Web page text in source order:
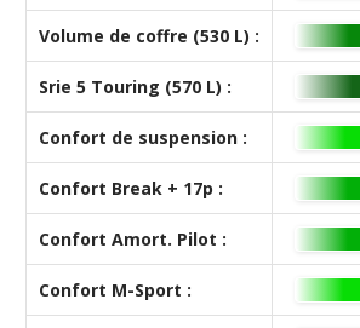
Volume de coffre (530 L) :
Srie 5 Touring (570 L) :
Confort de suspension :
Confort Break + 17p :
Confort Amort. Pilot :
Confort M-Sport :